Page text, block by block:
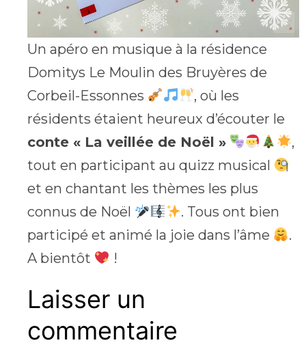
Un apéro en musique à la résidence
Domitys Le Moulin des Bruyères de
Corbeil-Essonnes
, où les
résidents étaient heureux d’écouter le
conte « La veillée de Noël »
,
tout en participant au quizz musical
et en chantant les thèmes les plus
connus de Noël
. Tous ont bien
participé et animé la joie dans l’âme
.
A bientôt
!
Laisser un
commentaire